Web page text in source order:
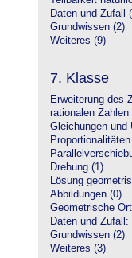
Daten und Zufall
Grundwissen (2)
Weiteres (9)
7. Klasse
Erweiterung des
rationalen Zahlen
Gleichungen und
Drehung (1)
Lösung
Abbildungen (0)
Geometrische
Daten und
Grundwissen (2)
Weiteres (3)